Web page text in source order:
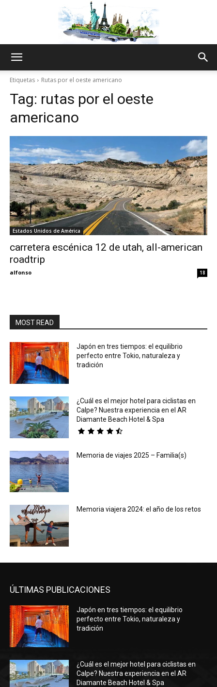
Thru
My
Etiquetas Rutas por el oeste americano
Tag: rutas por el oeste
americano
Estados Unidos de América
carretera escénica 12 de utah, all-american
roadtrip
alfonso 18
MOST READ
Japón en tres tiempos: el equilibrio
perfecto entre Tokio, naturaleza y
tradición
¿Cuál es el mejor hotel para ciclistas en
Calpe? Nuestra experiencia en el AR
Diamante Beach Hotel & Spa
Memoria de viajes 2025 – Familia(s)
Memoria viajera 2024: el año de los retos
ÚLTIMAS PUBLICACIONES
Japón en tres tiempos: el equilibrio
perfecto entre Tokio, naturaleza y
tradición
¿Cuál es el mejor hotel para ciclistas en
Calpe? Nuestra experiencia en el AR
Diamante Beach Hotel & Spa